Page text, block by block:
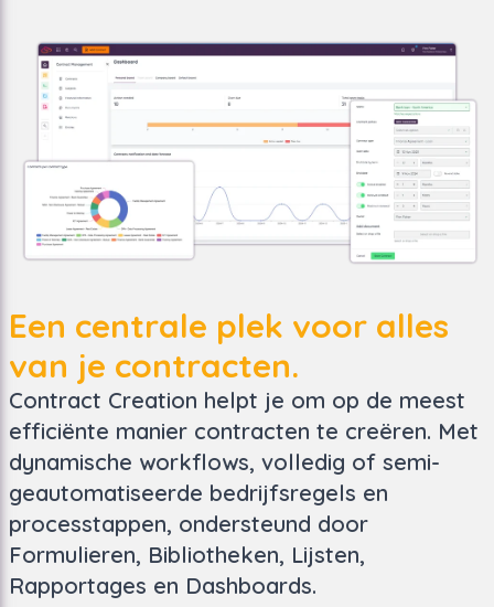
Een centrale plek voor alles
van je contracten.
Contract Creation helpt je om op de meest
efficiënte manier contracten te creëren. Met
dynamische workflows, volledig of semi-
geautomatiseerde bedrijfsregels en
processtappen, ondersteund door
Formulieren, Bibliotheken, Lijsten,
Rapportages en Dashboards.